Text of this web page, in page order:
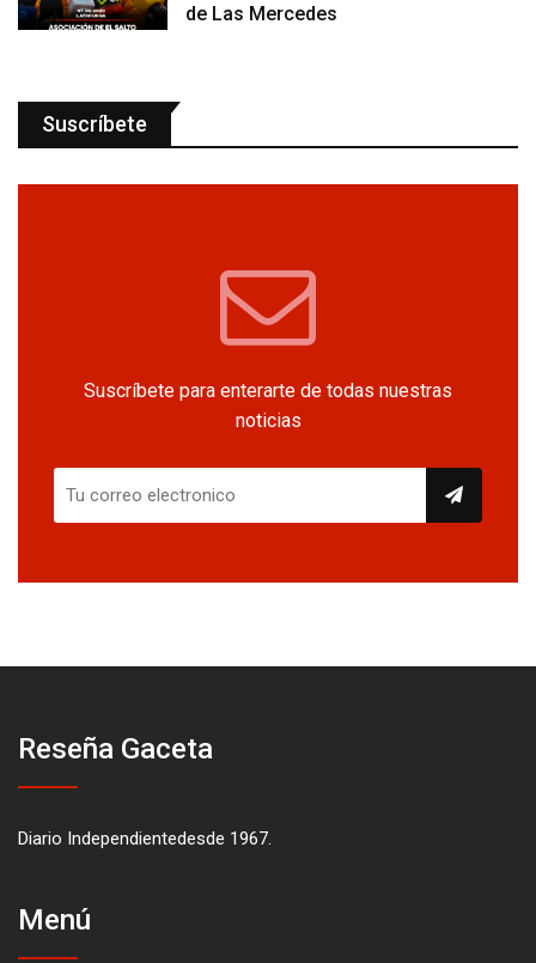
de Las Mercedes
Suscríbete
Suscríbete para enterarte de todas nuestras
noticias
Reseña Gaceta
Diario Independientedesde 1967.
Menú